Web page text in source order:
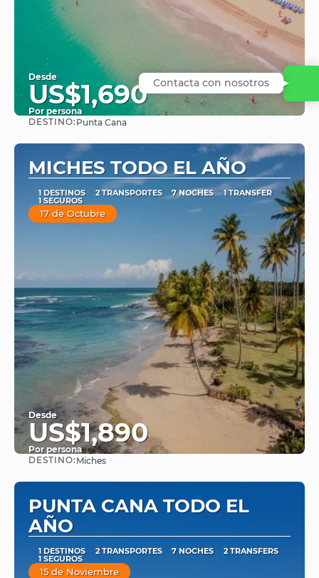
Desde
US$1,690
Por persona
DESTINO: Punta Cana
MICHES TODO EL AÑO
1 DESTINOS 2 TRANSPORTES 7 NOCHES 1 TRANSFER
1 SEGUROS
17 de Octubre
Desde
US$1,890
Por persona
DESTINO: Miches
PUNTA CANA TODO EL
AÑO
1 DESTINOS 2 TRANSPORTES 7 NOCHES 2 TRANSFERS
1 SEGUROS
15 de Noviembre
Contacta con nosotros